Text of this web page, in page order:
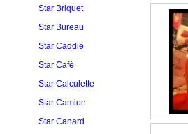
Star Briquet
Star Bureau
Star Caddie
Star Café
Star Calculette
Star Camion
Star Canard